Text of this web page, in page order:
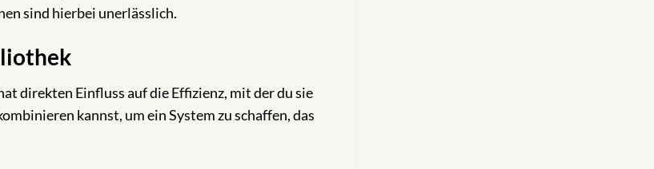
sind hierbei unerlässlich.
direkten Einfluss auf die Effizienz, mit der du sie
kannst, um ein System zu schaffen, das